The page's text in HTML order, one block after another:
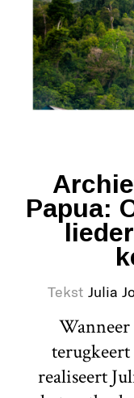
Papua:
Tekst Julia
realiseert